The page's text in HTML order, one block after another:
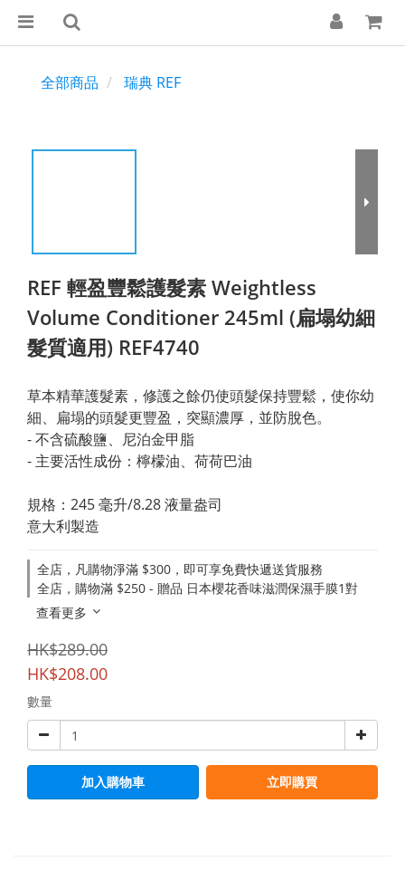
全部商品 瑞典 REF
REF 輕盈豐鬆護髮素 Weightless
Volume Conditioner 245ml (扁塌幼細
髮質適用) REF4740
草本精華護髮素，修護之餘仍使頭髮保持豐鬆，使你幼
細、扁塌的頭髮更豐盈，突顯濃厚，並防脫色。
- 不含硫酸鹽、尼泊金甲脂
- 主要活性成份：檸檬油、荷荷巴油
規格：245 毫升/8.28 液量盎司
意大利製造
全店，凡購物淨滿 $300，即可享免費快遞送貨服務
全店，購物滿 $250 - 贈品 日本櫻花香味滋潤保濕手膜1對
查看更多
HK$289.00
HK$208.00
數量
加入購物車 立即購買